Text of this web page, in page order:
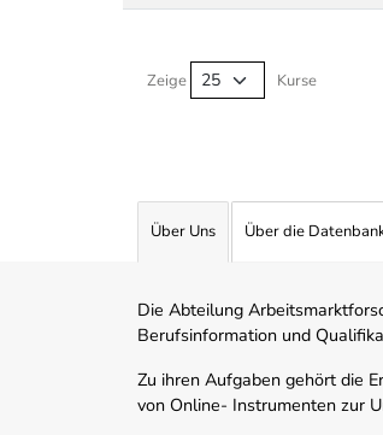
Zeige Kurse
Über Uns Über die
Die Abteilung
Berufsinformation und
Zu ihren Aufgaben gehört die
von Online- Instrumenten zur